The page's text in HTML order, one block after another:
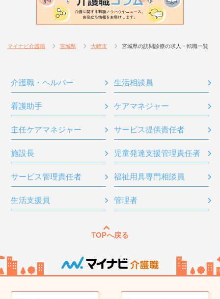
マイナビ介護職 宮城県 大崎市 宮城県の訪問診療の求人・転職一覧
介護職・ヘルパー 生活相談員
看護助手 ケアマネジャー
主任ケアマネジャー サービス提供責任者
施設長 児童発達支援管理責任者
サービス管理責任者 福祉用具専門相談員
生活支援員 管理者
TOPへ戻る